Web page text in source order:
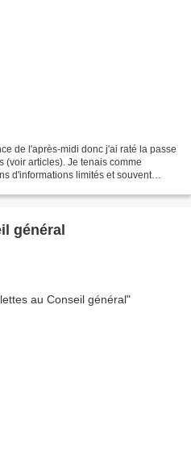
de l'après-midi donc j'ai raté la passe
(voir articles). Je tenais comme
d'informations limités et souvent
général